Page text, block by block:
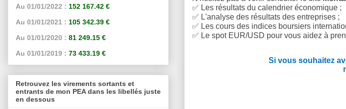
✅ Les résultats du calendrier économique ;
✅ L'analyse des résultats des entreprises ;
✅ Les cours des indices boursiers
✅ Le spot EUR/USD pour vous aidez à
Si vous souhaitez
Au 01/01/2022 : 152 167.42 €
Au 01/01/2021 : 105 342.39 €
Au 01/01/2020 : 81 249.15 €
Au 01/01/2019 : 73 433.19 €
Retrouvez les virements sortants et
entrants de mon PEA dans les libellés juste
en dessous